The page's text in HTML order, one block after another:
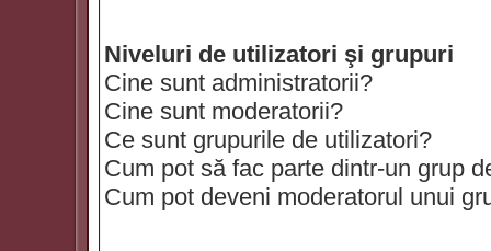
Niveluri de utilizatori şi grupuri
Cine sunt administratorii?
Cine sunt moderatorii?
Ce sunt grupurile de utilizatori?
Cum pot să fac parte dintr-un grup
Cum pot deveni moderatorul unui